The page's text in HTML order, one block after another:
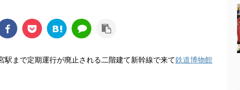
駅まで定期運行が廃止される二階建て新幹線で来て鉄道博物館